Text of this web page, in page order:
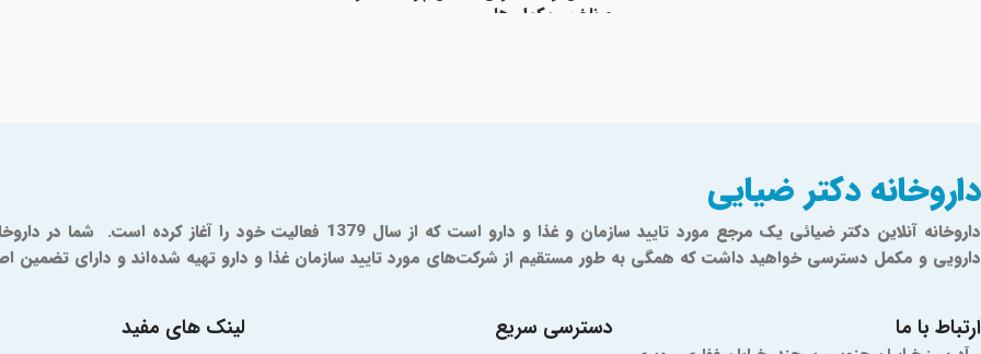
و ناخن
مکمل ها
داروخانه دکتر ضیایی
دارویی و مکمل دسترسی خواهید داشت که همگی به طور مستقیم از شرکت‌های مورد تایید سازمان غذا و دارو تهیه شده‌اند و دارای تضمین
ارتباط با ما دسترسی سریع لینک های مفید